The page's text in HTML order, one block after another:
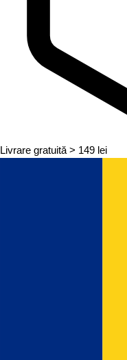
Livrare gratuită > 149 lei